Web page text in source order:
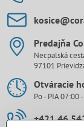
Predajňa
Necpalská
97101
Otváracie
Po - PIA 07:00
+421 46